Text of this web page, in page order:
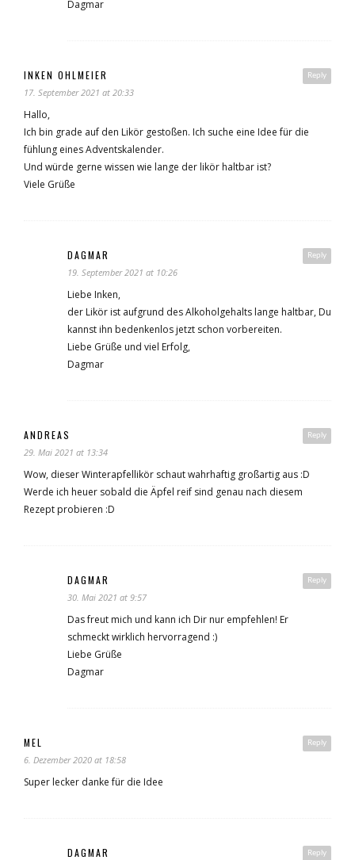
Dagmar
Reply
INKEN OHLMEIER
17. September 2021 at 20:33
Hallo,
Ich bin grade auf den Likör gestoßen. Ich suche eine Idee für die
fühlung eines Adventskalender.
Und würde gerne wissen wie lange der likör haltbar ist?
Viele Grüße
Reply
DAGMAR
19. September 2021 at 10:26
Liebe Inken,
der Likör ist aufgrund des Alkoholgehalts lange haltbar, Du
kannst ihn bedenkenlos jetzt schon vorbereiten.
Liebe Grüße und viel Erfolg,
Dagmar
Reply
ANDREAS
29. Mai 2021 at 13:34
Wow, dieser Winterapfellikör schaut wahrhaftig großartig aus :D
Werde ich heuer sobald die Äpfel reif sind genau nach diesem
Rezept probieren :D
Reply
DAGMAR
30. Mai 2021 at 9:57
Das freut mich und kann ich Dir nur empfehlen! Er
schmeckt wirklich hervorragend :)
Liebe Grüße
Dagmar
Reply
MEL
6. Dezember 2020 at 18:58
Super lecker danke für die Idee
Reply
DAGMAR